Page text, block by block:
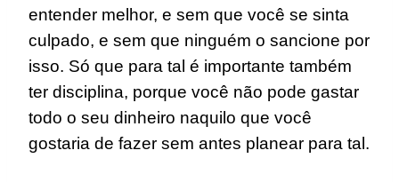
entender melhor, e sem que você se sinta
culpado, e sem que ninguém o sancione por
isso. Só que para tal é importante também
ter disciplina, porque você não pode gastar
todo o seu dinheiro naquilo que você
gostaria de fazer sem antes planear para tal.